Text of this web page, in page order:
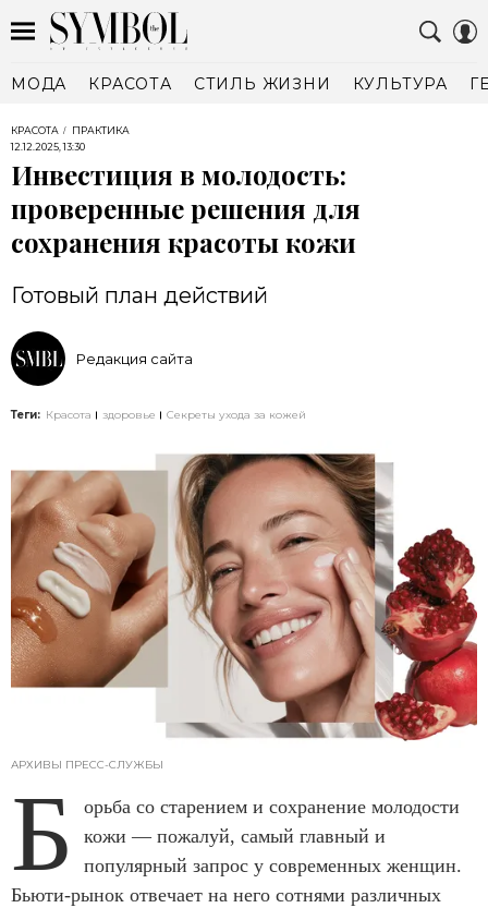
МОДА КРАСОТА СТИЛЬ ЖИЗНИ КУЛЬТУРА
КРАСОТА
ПРАКТИКА
12.12.2025, 13:30
Инвестиция в молодость:
проверенные решения для
сохранения красоты кожи
Готовый план действий
Редакция сайта
Теги: Красота здоровье Секреты ухода за кожей
АРХИВЫ ПРЕСС-СЛУЖБЫ
Б
орьба со старением и сохранение молодости
кожи — пожалуй, самый главный и
популярный запрос у современных женщин.
Бьюти-рынок отвечает на него сотнями различных